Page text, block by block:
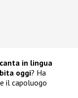
canta in lingua
oggi? Ha
il capoluogo